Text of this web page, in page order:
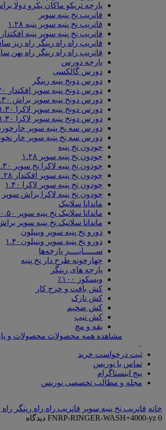
پارچه تریکو ماکان یکرو دولا
فانریپ نخ پنبه سوپر
فانریپ نخ پنبه سوپر پنبه ۱.۲۸
فانریپ نخ پنبه سوپر پنبه افکتدار ۱.۲۸
فانریپ راه راه رینگر راه ریز
فانریپ راه راه رینگر راه پهن
پارچه دورس
دورس گالکسی
دورس دونخ پنبه رینگر
دورس دونخ پنبه سوپر افکتدار ۱.۳۰
دورس دونخ پنبه سوپر براش ۱.۳۰
دورس دونخ پنبه سوپر لاکرا ۱.۳۰ خار نخورده
دورس دونخ پنبه سوپر لاکرا ۱.۳۰ خار خورده
دورس سه نخ پنبه سوپر
دورس سه نخ پنبه سوپر خار
جودون نخ پنبه
جودون نخ پنبه سوپر ۱.۲۸
جودون نخ پنبه لاکرا نخ سوپر ۱.۳۰
جودون نخ پنبه سوپر افکتدار ۱.۲۸
جودون نخ پنبه سوپر لاکرا ۱.۴۰
جودون نخ پنبه لاکرا براش سوپر
ماندانا سلانیک
ماندانا سلانیک نخ پنبه سوپر ۳۰.۴۰.۵۰
ماندانا سلانیک نخ پنبه سوپر براش
دورو نخ پنبه سوپر وینیلون
دورو نخ پنبه سوپر وینیلون۱.۴۰
ســـــایــــر پارچه‌ها
چهارخونه طرح دار نخ پنبه
پارچه های رینگر
ویسکوز ۱۰۰٪
کش بافت و خرج کار
کش نازک
کش ضخیم
کش تیپ
یقه و مچ
مشاهده همه محصولات محصولات و
ثبت درخواست خرید
تماس با نوریس
پیج اینستاگرام
مجله و مطالب تخصصی نوریس
خانه فانریپ نخ پنبه سوپر فانریپ راه راه رینگر
FNRP-RINGER-WASH+4000-yz 0 دیدگاه